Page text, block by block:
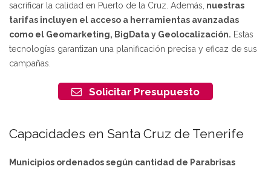
sacrificar la calidad en Puerto de la Cruz. Además, nuestras
tarifas incluyen el acceso a herramientas avanzadas
como el Geomarketing, BigData y Geolocalización. Estas
tecnologías garantizan una planificación precisa y eficaz de sus
campañas.
Solicitar Presupuesto
Capacidades en Santa Cruz de Tenerife
Municipios ordenados según cantidad de Parabrisas